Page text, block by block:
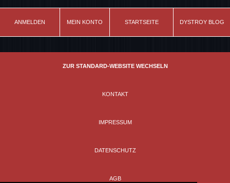
Material
Farbe
ANMELDEN MEIN KONTO STARTSEITE DYSTROY BLOG
ZUR STANDARD-WEBSITE WECHSELN
KONTAKT
IMPRESSUM
DATENSCHUTZ
AGB